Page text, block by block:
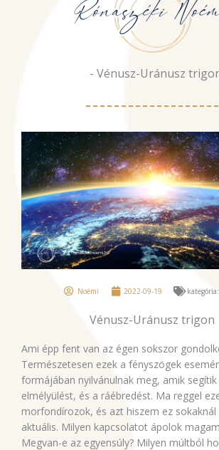
- Vénusz-Uránusz
Noémi 2022-09-19 kategória:
Vénusz-Uránusz trigon
Ami épp fent van az égen sokszor
Természetesen ezek a fényszögek
formájában nyilvánulnak meg, amik segítik
elmélyülést, és a ráébredést. Ma reggel
morfondírozok, és azt hiszem ez sokaknál
aktuális. Milyen kapcsolatot ápolok
Megvan-e az egyensúly? Milyen múltból